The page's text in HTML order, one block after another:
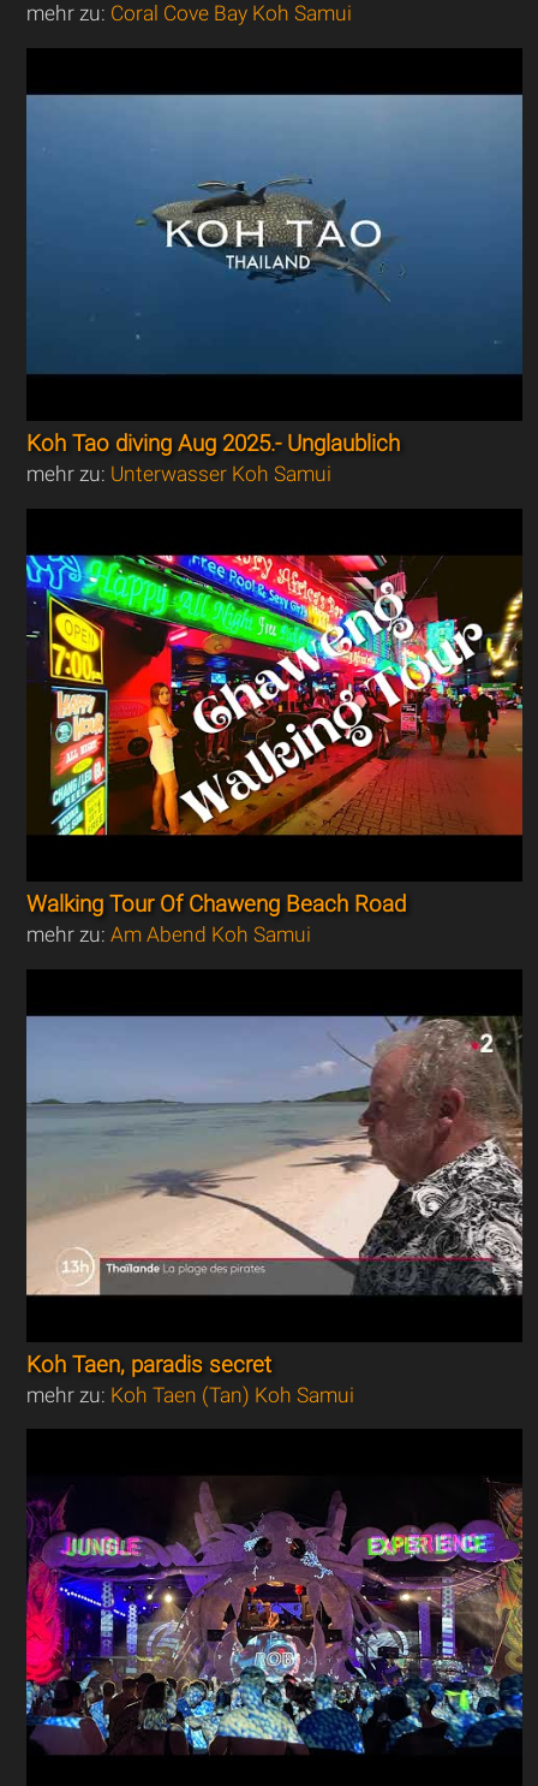
mehr zu: Coral Cove Bay Koh Samui
Koh Tao diving Aug 2025.- Unglaublich
mehr zu: Unterwasser Koh Samui
Walking Tour Of Chaweng Beach Road
mehr zu:Am Abend Koh Samui
Koh Taen, paradis secret
mehr zu: Koh Taen (Tan) Koh Samui